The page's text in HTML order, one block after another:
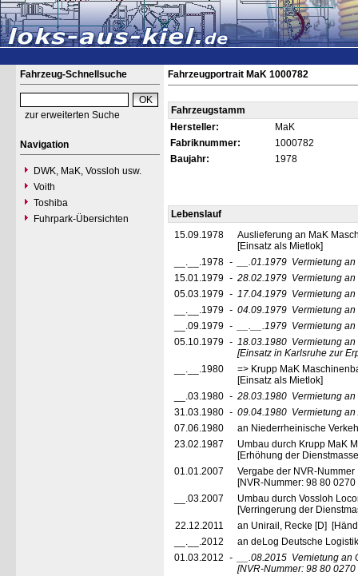
Fahrzeug-Schnellsuche
zur erweiterten Suche
Navigation
DWK, MaK, Vossloh usw.
Voith
Toshiba
Fuhrpark-Übersichten
Fahrzeugportrait MaK 1000782
Fahrzeugstamm
Hersteller:
MaK
Fabriknummer:
1000782
Baujahr:
1978
Lebenslauf
15.09.1978
Auslieferung an MaK
[Einsatz als Mietlok]
__.__.1978 - __.01.1979 Vermietung
15.01.1979 - 28.02.1979 Vermietung an
05.03.1979 - 17.04.1979 Vermietung
__.__.1979 - 04.09.1979 Vermietung
__.09.1979 - __.__.1979 Vermietung
05.10.1979 - 18.03.1980 Vermietung
[Einsatz in Karlsruhe zur
__.__.1980
=> Krupp MaK
[Einsatz als Mietlok]
__.03.1980 - 28.03.1980 Vermietung
31.03.1980 - 09.04.1980 Vermietung
07.06.1980
an Niederrheinische
23.02.1987
Umbau durch Krupp MaK
[Erhöhung der
01.01.2007
Vergabe der NVR-Nummer
[NVR-Nummer: 98 80
__.03.2007
Umbau durch Vossloh
[Verringerung der
22.12.2011
an Unirail, Recke [D]
__.__.2012
an deLog Deutsche
01.03.2012 - __.08.2015 Vemietung an
[NVR-Nummer: 98 80